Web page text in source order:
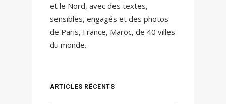
et le Nord, avec des textes,
sensibles, engagés et des photos
de Paris, France, Maroc, de 40 villes
du monde.
ARTICLES RÉCENTS